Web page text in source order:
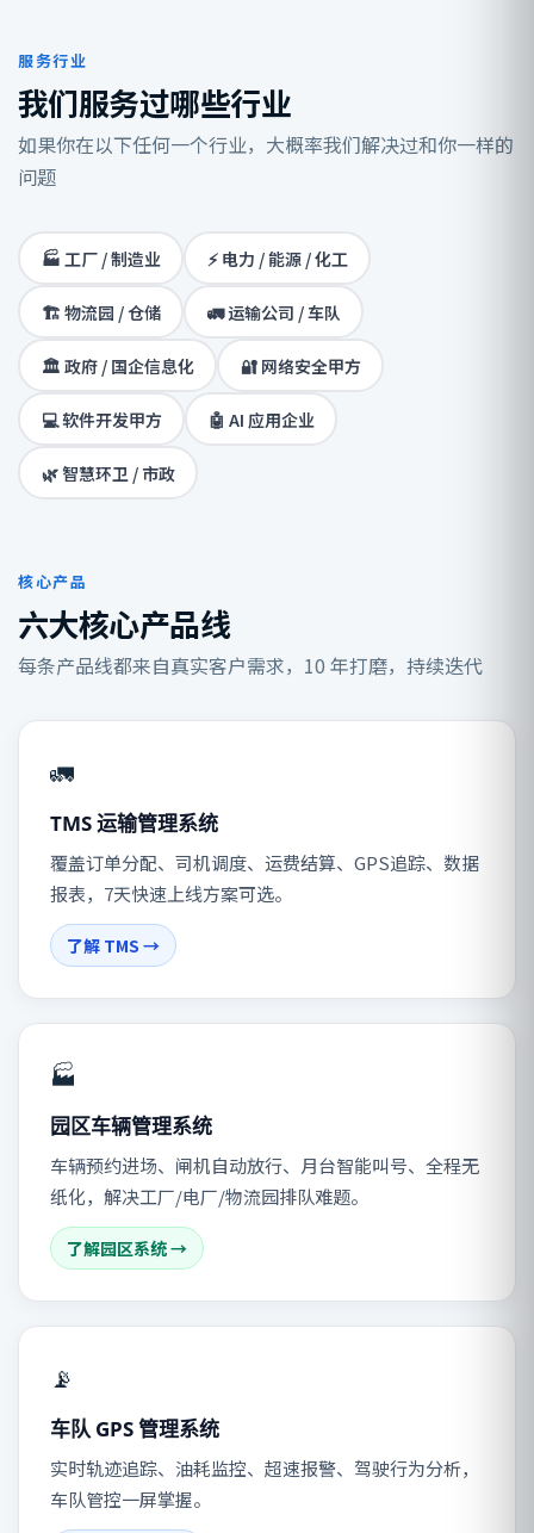
服务行业
我们服务过哪些行业
如果你在以下任何一个行业，大概率我们解决过和你一样的
问题
🏭 工厂 / 制造业 ⚡ 电力 / 能源 / 化工
🏗️ 物流园 / 仓储 🚛 运输公司 / 车队
🏛️ 政府 / 国企信息化 🔐 网络安全甲方
💻 软件开发甲方 🤖 AI 应用企业
🌿 智慧环卫 / 市政
核心产品
六大核心产品线
每条产品线都来自真实客户需求，10 年打磨，持续迭代
🚛
TMS 运输管理系统
覆盖订单分配、司机调度、运费结算、GPS追踪、数据
报表，7天快速上线方案可选。
了解 TMS →
🏭
园区车辆管理系统
车辆预约进场、闸机自动放行、月台智能叫号、全程无
纸化，解决工厂/电厂/物流园排队难题。
了解园区系统 →
📡
车队 GPS 管理系统
实时轨迹追踪、油耗监控、超速报警、驾驶行为分析，
车队管控一屏掌握。